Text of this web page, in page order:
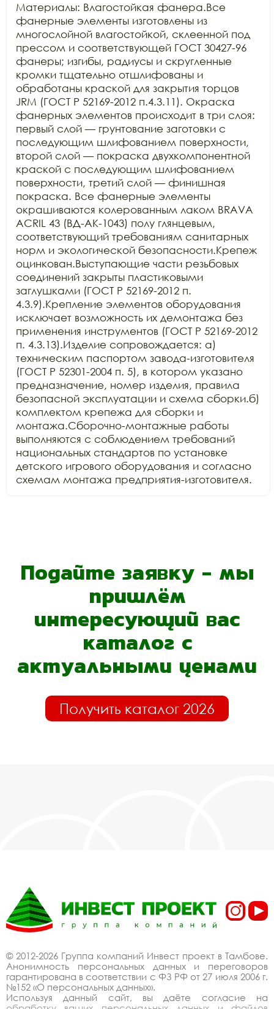
Материалы: Влагостойкая фанера.Все
фанерные элементы изготовлены из
многослойной влагостойкой, склеенной под
прессом и соответствующей ГОСТ 30427-96
фанеры; изгибы, радиусы и скругленные
кромки тщательно отшлифованы и
обработаны краской для закрытия торцов
JRM (ГОСТ Р 52169-2012 п.4.3.11). Окраска
фанерных элементов происходит в три слоя:
первый слой — грунтование заготовки с
последующим шлифованием поверхности,
второй слой — покраска двухкомпонентной
краской с последующим шлифованием
поверхности, третий слой — финишная
покраска. Все фанерные элементы
окрашиваются колерованным лаком BRAVA
ACRIL 43 (ВД-АК-1043) полу глянцевым,
соответствующий требованиям санитарных
норм и экологической безопасности.Крепеж
оцинкован.Выступающие части резьбовых
соединений закрыты пластиковыми
заглушками (ГОСТ Р 52169-2012 п.
4.3.9).Крепление элементов оборудования
исключает возможность их демонтажа без
применения инструментов (ГОСТ Р 52169-2012
п. 4.3.13).Изделие сопровождается: а)
техническим паспортом завода-изготовителя
(ГОСТ Р 52301-2004 п. 5), в котором указано
предназначение, номер изделия, правила
безопасной эксплуатации и схема сборки.б)
комплектом крепежа для сборки и
монтажа.Сборочно-монтажные работы
выполняются с соблюдением требований
национальных стандартов по установке
детского игрового оборудования и согласно
схемам монтажа предприятия-изготовителя.
Подайте заявку - мы
пришлём
интересующий вас
каталог с
актуальными ценами
Получить каталог 2026
© 2012-2026 Группа компаний Инвест проект в Тамбове.
Анонимность персональных данных и переговоров
гарантирована в соответствии с ФЗ РФ от 27 июля 2006 г.
№152 «О персональных данных».
Используя данный сайт, вы даёте согласие на